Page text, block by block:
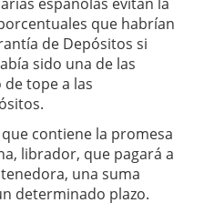
que habrían
de Depósitos si
sido una de las
de tope a las
contiene la promesa
librador, que pagará a
una suma
determinado plazo.